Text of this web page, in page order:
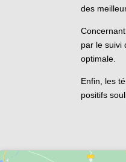
des
par le suivi
optimale.
Enfin, les
positifs